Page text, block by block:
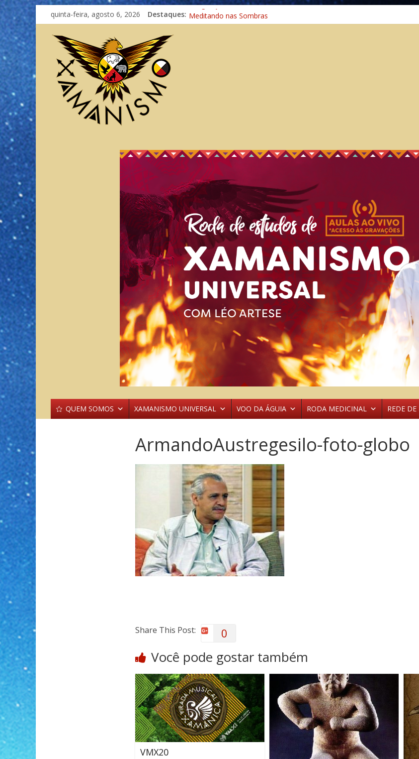
quinta-feira, agosto 6, 2026 Destaques: Imaginação na Cura
Meditando nas Sombras
QUEM SOMOS XAMANISMO UNIVERSAL VOO DA ÁGUIA RODA MEDICINAL REDE
ArmandoAustregesilo-foto-globo
Share This Post: 0
Você pode gostar também
VMX20